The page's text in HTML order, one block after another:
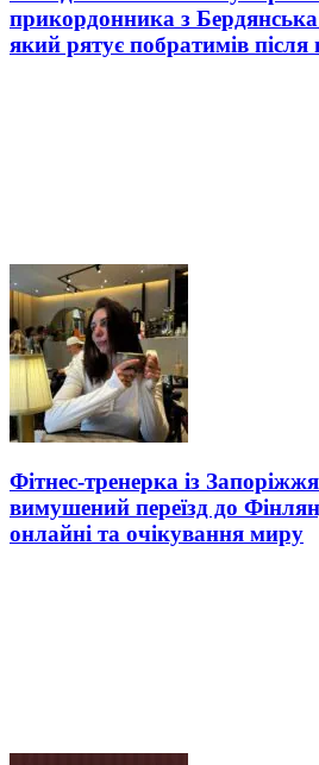
прикордонника з
який рятує побратимів після
Фітнес-тренерка із
вимушений переїзд до
онлайні та очікування миру